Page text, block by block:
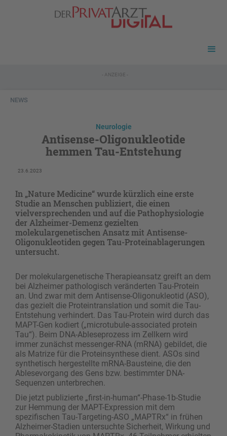
- ANZEIGE -
NEWS
Neurologie
Antisense-Oligonukleotide
hemmen Tau-Entstehung
23.6.2023
In „Nature Medicine“ wurde kürzlich eine erste
Studie an Menschen publiziert, die einen
vielversprechenden und auf die Pathophysiologie
der Alzheimer-Demenz gezielten
molekulargenetischen Ansatz mit Antisense-
Oligonukleotiden gegen Tau-Proteinablagerungen
untersucht.
Der molekulargenetische Therapieansatz greift an dem
bei Alzheimer pathologisch veränderten Tau-Protein
an. Und zwar mit dem Antisense-Oligonukleotid (ASO),
das gezielt die Proteintranslation und somit die Tau-
Entstehung verhindert. Das Tau-Protein wird durch das
MAPT-Gen kodiert („microtubule-associated protein
Tau“). Beim DNA-Ableseprozess im Zellkern wird
immer zunächst messenger-RNA (mRNA) gebildet, die
als Matrize für die Proteinsynthese dient. ASOs sind
synthetisch hergestellte mRNA-Bausteine, die den
Ablesevorgang des Gens bzw. bestimmter DNA-
Sequenzen unterbrechen.
Die jetzt publizierte „first-in-human“-Phase-1b-Studie
zur Hemmung der MAPT-Expression mit dem
spezifischen Tau-Targeting-ASO „MAPTRx“ in frühen
Alzheimer-Stadien untersuchte Sicherheit, Wirkung und